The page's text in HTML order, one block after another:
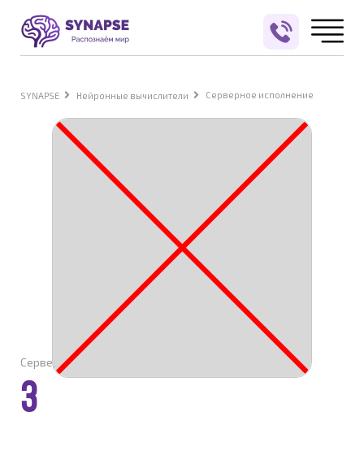
SYNAPSE Нейронные вычислители Серверное исполнение
Серверное исполнение
3